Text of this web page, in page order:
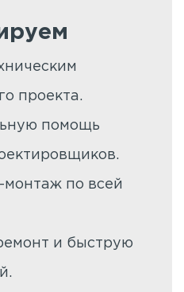
проекта.
помощь
по всей
и быструю